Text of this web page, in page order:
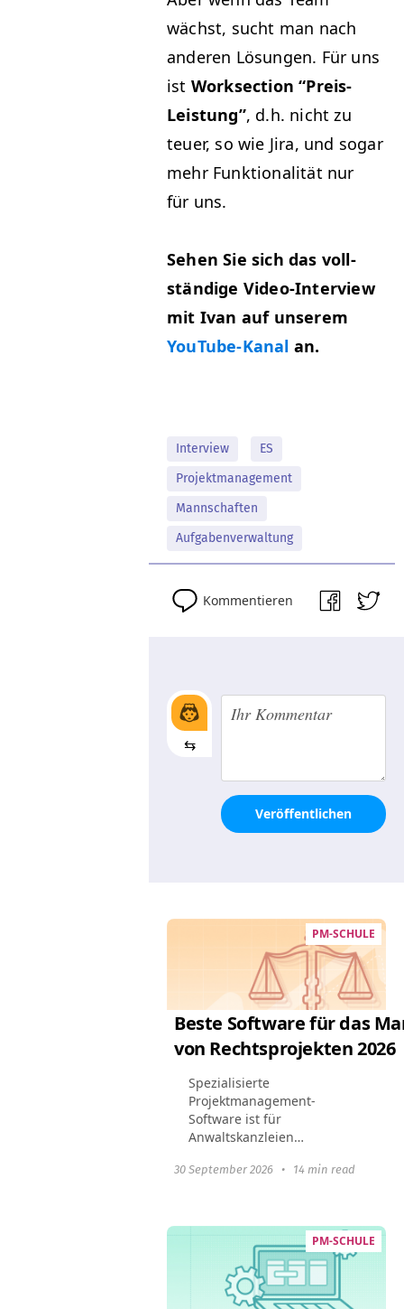
wächst, sucht man nach
anderen Lösun­gen. Für uns
ist Work­sec­tion“Preis-
Leis­tung”, d.h. nicht zu
teuer, so wie Jira, und sog­ar
mehr Funk­tion­al­ität nur
für uns.
Sehen Sie sich das voll­
ständi­ge Video-Inter­view
mit Ivan auf unserem
YouTube-Kanal an.
Interview
ES
Projektmanagement
Mannschaften
Aufgabenverwaltung
Kommentieren
⇆
Veröffentlichen
PM-SCHULE
Beste Software für das
von Rechtsprojekten 2026
Spezialisierte
Projektmanagement-
Software ist für
Anwaltskanzleien
Rechtsanwaltskanzleien
Fallmanagement optimieren,
die Einhaltung rechtlicher...
30 September 2026 • 14 min read
PM-SCHULE